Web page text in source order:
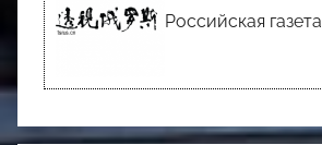
Российская газета